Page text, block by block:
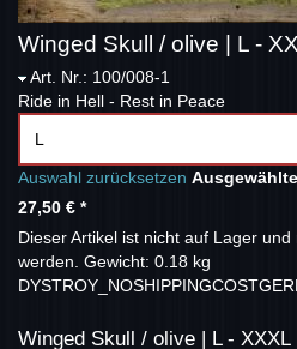
Winged Skull / olive | L -
Art. Nr.: 100/008-1
Ride in Hell - Rest in Peace
L
Auswahl zurücksetzen
27,50 € *
Dieser Artikel ist nicht auf Lager
werden. Gewicht: 0.18 kg
Winged Skull / olive | L - XXXL